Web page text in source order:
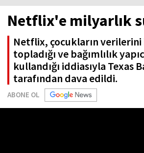
Netflix'e milyarlık
Netflix, çocukların verilerini
topladığı ve bağımlılık
kullandığı iddiasıyla Texas
tarafından dava edildi.
ABONE OL